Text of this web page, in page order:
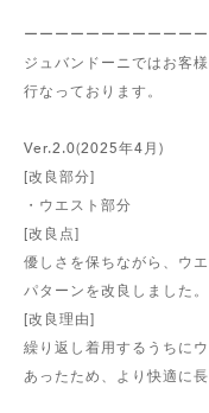
ーーーーーーーーーーー
ジュバンドーニではお客
行なっております。
Ver.2.0(2025年4月)
[改良部分]
・ウエスト部分
[改良点]
優しさを保ちながら、ウ
パターンを改良しました。
[改良理由]
繰り返し着用するうちに
あったため、より快適に